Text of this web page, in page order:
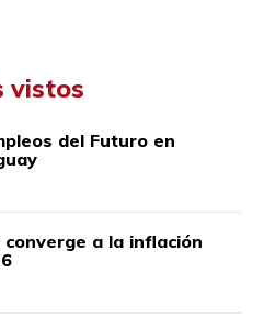
vistos
del Futuro en
a la inflación